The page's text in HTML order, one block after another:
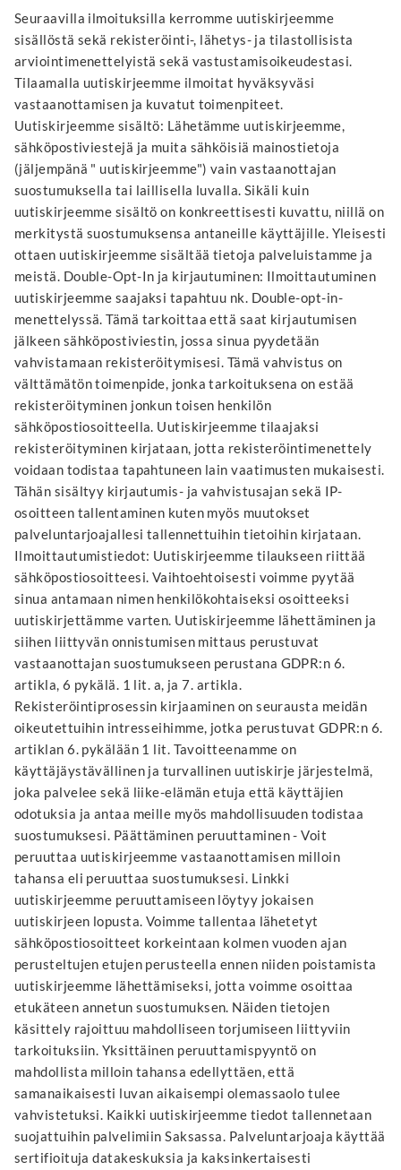
Seuraavilla ilmoituksilla kerromme uutiskirjeemme
sisällöstä sekä rekisteröinti-, lähetys- ja tilastollisista
arviointimenettelyistä sekä vastustamisoikeudestasi.
Tilaamalla uutiskirjeemme ilmoitat hyväksyväsi
vastaanottamisen ja kuvatut toimenpiteet.
Uutiskirjeemme sisältö: Lähetämme uutiskirjeemme,
sähköpostiviestejä ja muita sähköisiä mainostietoja
(jäljempänä " uutiskirjeemme") vain vastaanottajan
suostumuksella tai laillisella luvalla. Sikäli kuin
uutiskirjeemme sisältö on konkreettisesti kuvattu, niillä on
merkitystä suostumuksensa antaneille käyttäjille. Yleisesti
ottaen uutiskirjeemme sisältää tietoja palveluistamme ja
meistä. Double-Opt-In ja kirjautuminen: Ilmoittautuminen
uutiskirjeemme saajaksi tapahtuu nk. Double-opt-in-
menettelyssä. Tämä tarkoittaa että saat kirjautumisen
jälkeen sähköpostiviestin, jossa sinua pyydetään
vahvistamaan rekisteröitymisesi. Tämä vahvistus on
välttämätön toimenpide, jonka tarkoituksena on estää
rekisteröityminen jonkun toisen henkilön
sähköpostiosoitteella. Uutiskirjeemme tilaajaksi
rekisteröityminen kirjataan, jotta rekisteröintimenettely
voidaan todistaa tapahtuneen lain vaatimusten mukaisesti.
Tähän sisältyy kirjautumis- ja vahvistusajan sekä IP-
osoitteen tallentaminen kuten myös muutokset
palveluntarjoajallesi tallennettuihin tietoihin kirjataan.
Ilmoittautumistiedot: Uutiskirjeemme tilaukseen riittää
sähköpostiosoitteesi. Vaihtoehtoisesti voimme pyytää
sinua antamaan nimen henkilökohtaiseksi osoitteeksi
uutiskirjettämme varten. Uutiskirjeemme lähettäminen ja
siihen liittyvän onnistumisen mittaus perustuvat
vastaanottajan suostumukseen perustana GDPR:n 6.
artikla, 6 pykälä. 1 lit. a, ja 7. artikla.
Rekisteröintiprosessin kirjaaminen on seurausta meidän
oikeutettuihin intresseihimme, jotka perustuvat GDPR:n 6.
artiklan 6. pykälään 1 lit. Tavoitteenamme on
käyttäjäystävällinen ja turvallinen uutiskirje järjestelmä,
joka palvelee sekä liike-elämän etuja että käyttäjien
odotuksia ja antaa meille myös mahdollisuuden todistaa
suostumuksesi. Päättäminen peruuttaminen - Voit
peruuttaa uutiskirjeemme vastaanottamisen milloin
tahansa eli peruuttaa suostumuksesi. Linkki
uutiskirjeemme peruuttamiseen löytyy jokaisen
uutiskirjeen lopusta. Voimme tallentaa lähetetyt
sähköpostiosoitteet korkeintaan kolmen vuoden ajan
perusteltujen etujen perusteella ennen niiden poistamista
uutiskirjeemme lähettämiseksi, jotta voimme osoittaa
etukäteen annetun suostumuksen. Näiden tietojen
käsittely rajoittuu mahdolliseen torjumiseen liittyviin
tarkoituksiin. Yksittäinen peruuttamispyyntö on
mahdollista milloin tahansa edellyttäen, että
samanaikaisesti luvan aikaisempi olemassaolo tulee
vahvistetuksi. Kaikki uutiskirjeemme tiedot tallennetaan
suojattuihin palvelimiin Saksassa. Palveluntarjoaja käyttää
sertifioituja datakeskuksia ja kaksinkertaisesti